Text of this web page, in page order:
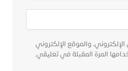
والموقع الإلكتروني
المرة المقبلة في تعليقي.